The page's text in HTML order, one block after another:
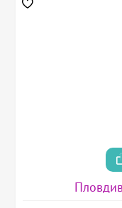
Пловдив